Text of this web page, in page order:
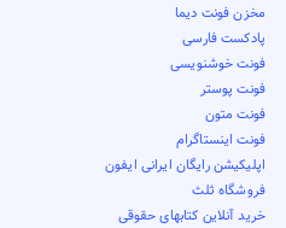
مخزن فونت دیما
پادکست فارسی
فونت خوشنویسی
فونت پوستر
فونت متون
فونت اینستاگرام
اپلیکیشن رایگان ایرانی ایفون
فروشگاه ثلث
خرید آنلاین کتابهای حقوقی